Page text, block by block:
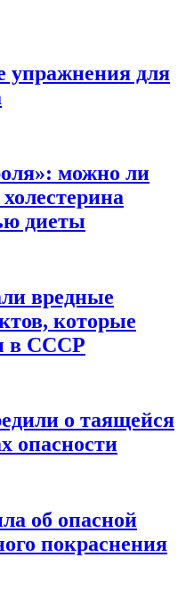
для
можно ли
диеты
вредные
которые
в СССР
о таящейся
опасности
об опасной
покраснения